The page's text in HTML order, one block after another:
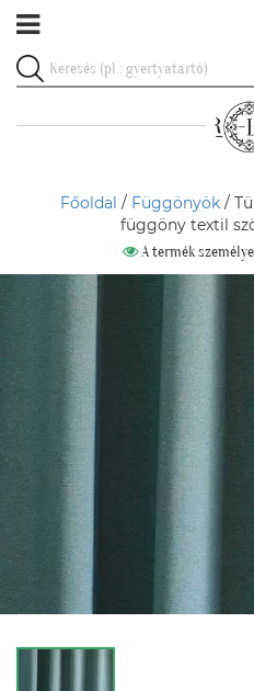
Főoldal / Függönyök/
függöny textil
A termék